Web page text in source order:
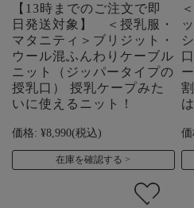
【13時までのご注文で即
日発送対象】 ＜授乳服・
マタニティ＞ブリジット・
ウール混ふんわりケーブル
ニット（ジッパータイプの
授乳口） 授乳ケープみた
いに使えるニット！
価格: ¥8,990(税込)
在庫を確認する